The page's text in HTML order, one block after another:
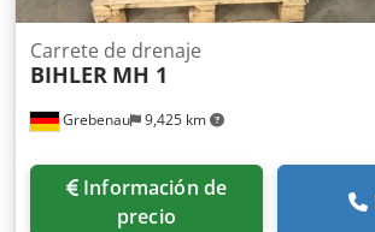
Grebenau 9,425 km
Carrete de drenaje
BIHLER MH 1
Información de
precio